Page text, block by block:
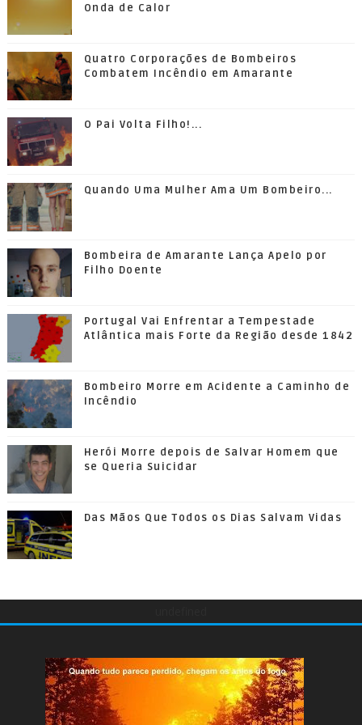
Onda de Calor
Quatro Corporações de Bombeiros
Combatem Incêndio em Amarante
O Pai Volta Filho!...
Quando Uma Mulher Ama Um Bombeiro...
Bombeira de Amarante Lança Apelo por
Filho Doente
Portugal Vai Enfrentar a Tempestade
Atlântica mais Forte da Região desde 1842
Bombeiro Morre em Acidente a Caminho de
Incêndio
Herói Morre depois de Salvar Homem que
se Queria Suicidar
Das Mãos Que Todos os Dias Salvam Vidas